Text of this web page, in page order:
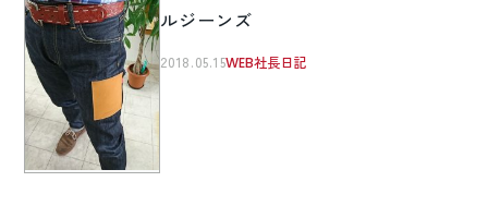
ルジーンズ
2018.05.15WEB社長日記